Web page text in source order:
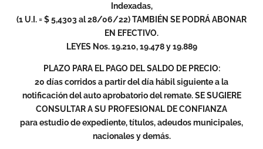
Indexadas,
(1 U.I. = $ 5,4303 al 28/06/22) TAMBIÉN SE PODRÁ ABONAR
EN EFECTIVO.
LEYES Nos. 19.210, 19.478 y 19.889
PLAZO PARA EL PAGO DEL SALDO DE PRECIO:
20 días corridos a partir del día hábil siguiente a la
notificación del auto aprobatorio del remate. SE SUGIERE
CONSULTAR A SU PROFESIONAL DE CONFIANZA
para estudio de expediente, títulos, adeudos municipales,
nacionales y demás.